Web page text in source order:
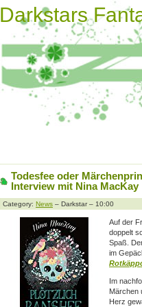
Darkstars
Todesfee oder
Interview mit Nina MacKay
Category: News – Darkstar – 10:00
Auf der
doppelt
Spaß.
im
Im
Märchen
Herz